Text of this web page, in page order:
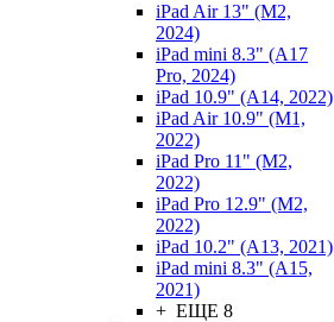
iPad Air 13" (M2,
2024)
iPad mini 8.3" (A17
Pro, 2024)
iPad 10.9" (A14, 2022)
iPad Air 10.9" (M1,
2022)
iPad Pro 11" (M2,
2022)
iPad Pro 12.9" (M2,
2022)
iPad 10.2" (A13, 2021)
iPad mini 8.3" (A15,
2021)
+ ЕЩЕ 8